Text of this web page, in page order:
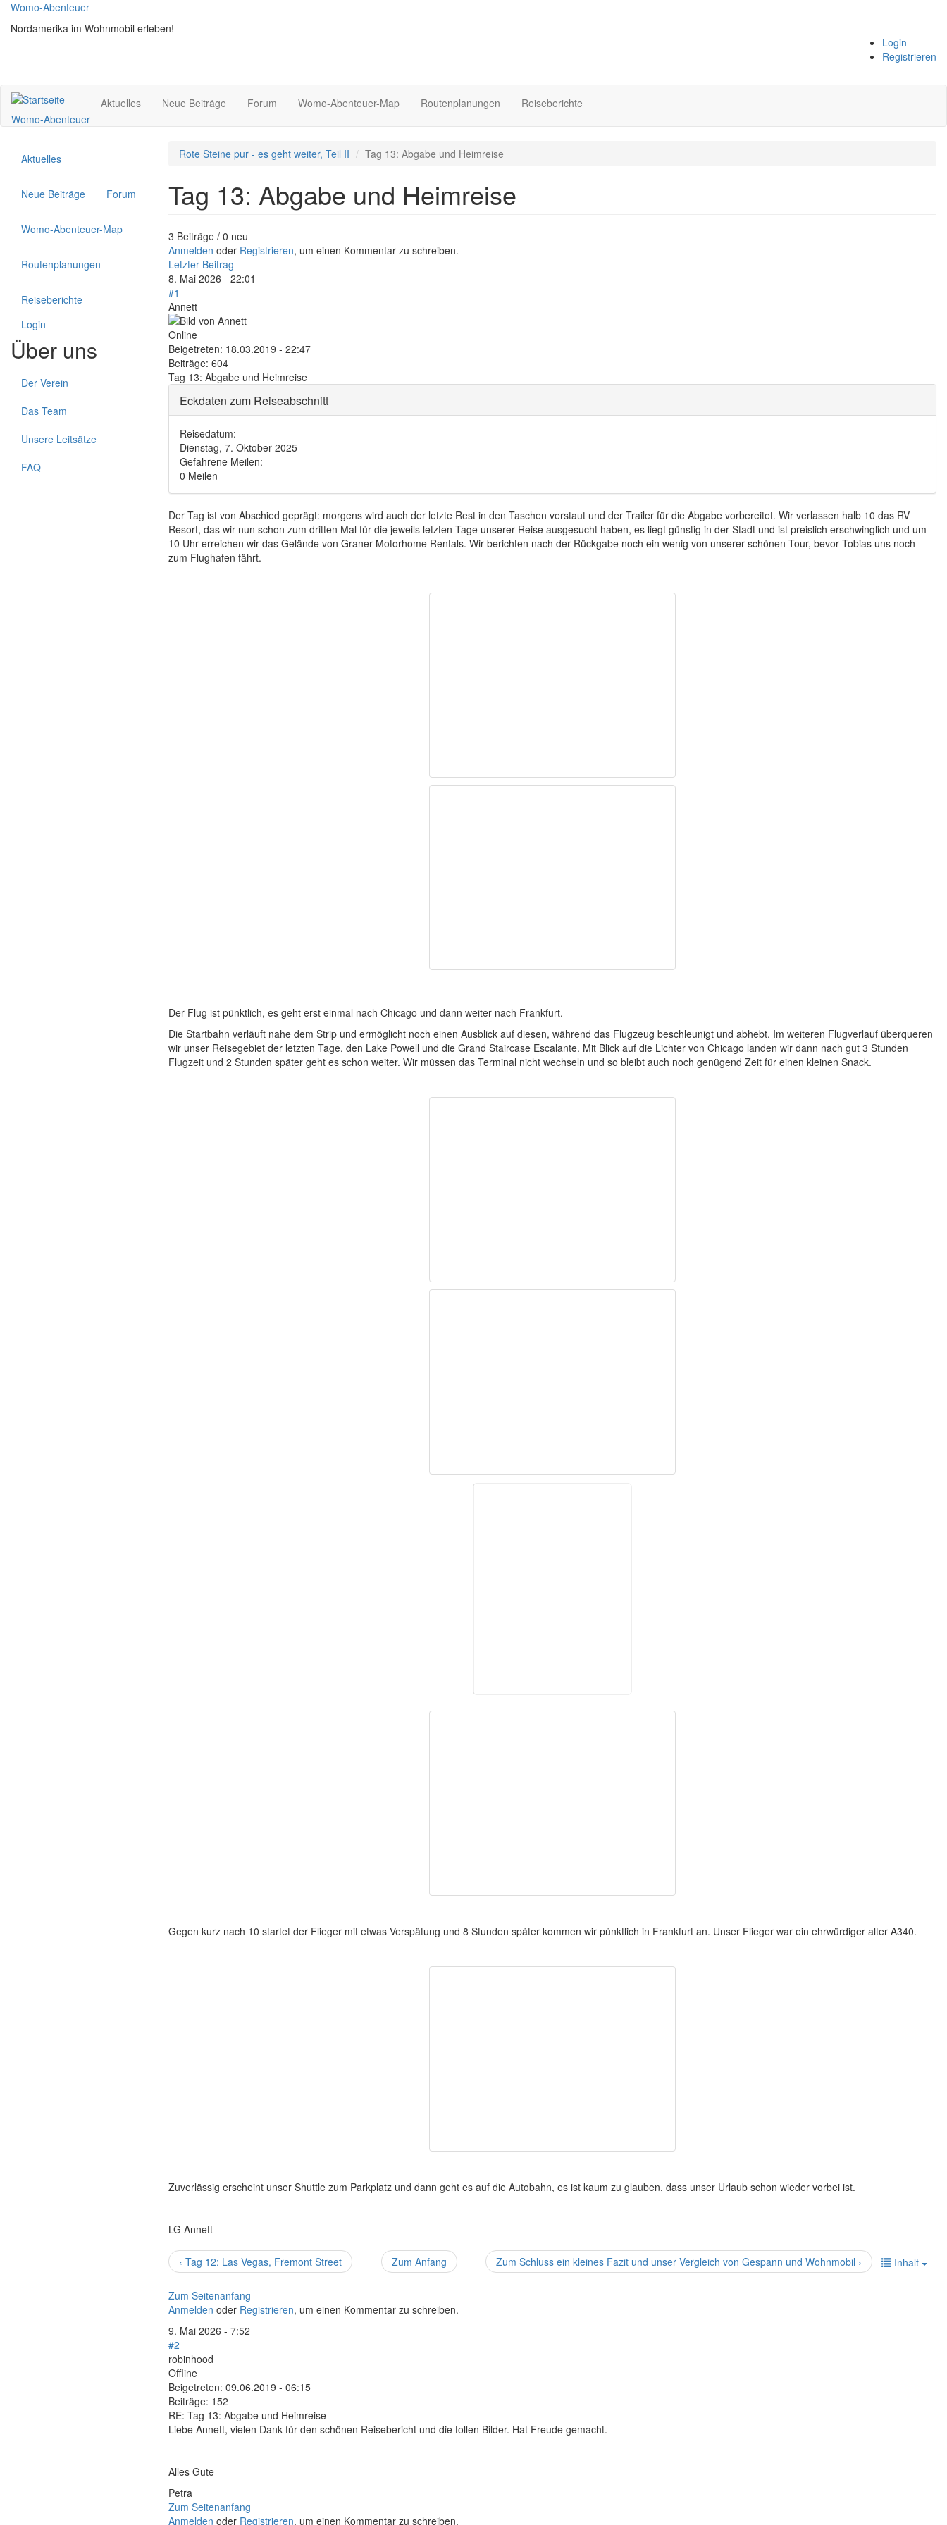
Direkt
zum
Inhalt
Womo-Abenteuer
Nordamerika im Wohnmobil erleben!
Login
Registrieren
Womo-Abenteuer
Aktuelles Neue Beiträge Forum Womo-Abenteuer-Map Routenplanungen Reiseberichte
Aktuelles
Neue Beiträge Forum
Womo-Abenteuer-Map
Routenplanungen
Reiseberichte
Login
Über uns
Der Verein
Das Team
Unsere Leitsätze
FAQ
Rote Steine pur - es geht weiter, Teil II Tag 13: Abgabe und Heimreise
Tag 13: Abgabe und Heimreise
3 Beiträge / 0 neu
Anmelden oder Registrieren, um einen Kommentar zu schreiben.
Letzter Beitrag
8. Mai 2026 - 22:01
#1
Annett
Online
Beigetreten: 18.03.2019 - 22:47
Beiträge: 604
Tag 13: Abgabe und Heimreise
Eckdaten zum Reiseabschnitt
Reisedatum:
Dienstag, 7. Oktober 2025
Gefahrene Meilen:
0 Meilen
Der Tag ist von Abschied geprägt: morgens wird auch der letzte Rest in den Taschen verstaut und der Trailer für die Abgabe vorbereitet. Wir verlassen halb 10 das RV
Resort, das wir nun schon zum dritten Mal für die jeweils letzten Tage unserer Reise ausgesucht haben, es liegt günstig in der Stadt und ist preislich erschwinglich und um
10 Uhr erreichen wir das Gelände von Graner Motorhome Rentals. Wir berichten nach der Rückgabe noch ein wenig von unserer schönen Tour, bevor Tobias uns noch
zum Flughafen fährt.
Der Flug ist pünktlich, es geht erst einmal nach Chicago und dann weiter nach Frankfurt.
Die Startbahn verläuft nahe dem Strip und ermöglicht noch einen Ausblick auf diesen, während das Flugzeug beschleunigt und abhebt. Im weiteren Flugverlauf überqueren
wir unser Reisegebiet der letzten Tage, den Lake Powell und die Grand Staircase Escalante. Mit Blick auf die Lichter von Chicago landen wir dann nach gut 3 Stunden
Flugzeit und 2 Stunden später geht es schon weiter. Wir müssen das Terminal nicht wechseln und so bleibt auch noch genügend Zeit für einen kleinen Snack.
Gegen kurz nach 10 startet der Flieger mit etwas Verspätung und 8 Stunden später kommen wir pünktlich in Frankfurt an. Unser Flieger war ein ehrwürdiger alter A340.
Zuverlässig erscheint unser Shuttle zum Parkplatz und dann geht es auf die Autobahn, es ist kaum zu glauben, dass unser Urlaub schon wieder vorbei ist.
LG Annett
Inhalt
‹ Tag 12: Las Vegas, Fremont Street Zum Anfang Zum Schluss ein kleines Fazit und unser Vergleich von Gespann und Wohnmobil ›
Zum Seitenanfang
Anmelden oder Registrieren, um einen Kommentar zu schreiben.
9. Mai 2026 - 7:52
#2
robinhood
Offline
Beigetreten: 09.06.2019 - 06:15
Beiträge: 152
RE: Tag 13: Abgabe und Heimreise
Liebe Annett, vielen Dank für den schönen Reisebericht und die tollen Bilder. Hat Freude gemacht.
Alles Gute
Petra
Zum Seitenanfang
Anmelden oder Registrieren, um einen Kommentar zu schreiben.